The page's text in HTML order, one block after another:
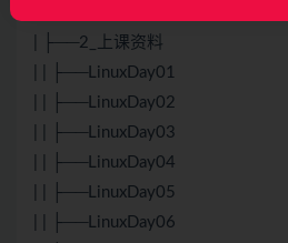
| ├──2_上课资料
| | ├── Linux Day01
| | ├── Linux Day02
| | ├──LinuxDay03
| | ├──LinuxDay04
| | ├──LinuxDay05
| | ├──LinuxDay06